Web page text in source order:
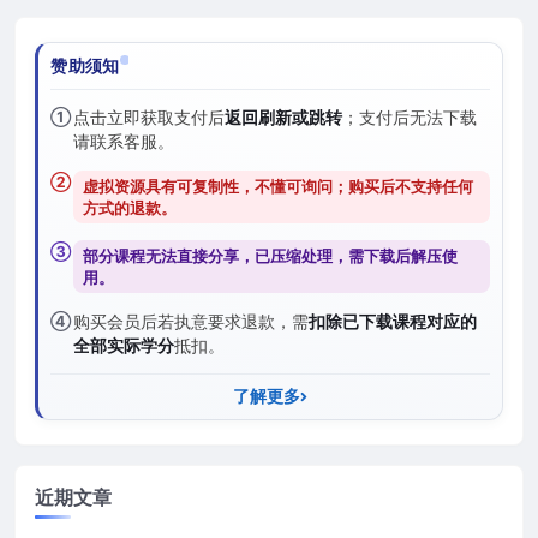
赞助须知
①点击立即获取支付后返回刷新或跳转；支付后无法下载
请联系客服。
② 虚拟资源具有可复制性，不懂可询问；购买后不支持任何
方式的退款。
③ 部分课程无法直接分享，已压缩处理，需下载后解压使
用。
④购买会员后若执意要求退款，需扣除已下载课程对应的
全部实际学分抵扣。
了解更多
近期文章